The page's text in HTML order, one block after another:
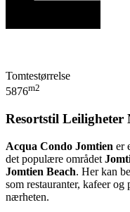
Tomtestørrelse
5876m2
Resortstil Leiligheter
Acqua Condo Jomtien er
det populære området
Jomtien Beach. Her kan
som restauranter, kafeer
nærheten.